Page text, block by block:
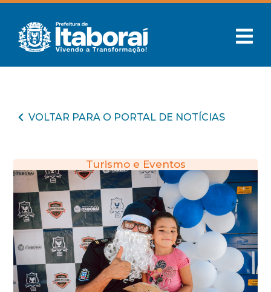
VOLTAR PARA O PORTAL DE NOTÍCIAS
Turismo e Eventos